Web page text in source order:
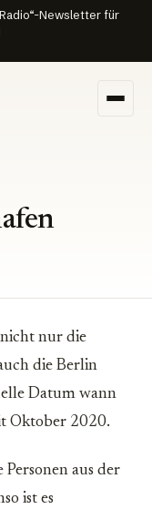
Newsletter für
nur die
die Berlin
Datum wann
Oktober 2020.
aus der
ist es